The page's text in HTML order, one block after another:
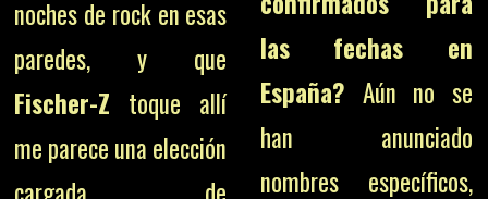
noches de rock en esas
paredes, y que
Fischer-Z toque allí
me parece una elección
las fechas en
España? Aún no se
han anunciado
nombres específicos,